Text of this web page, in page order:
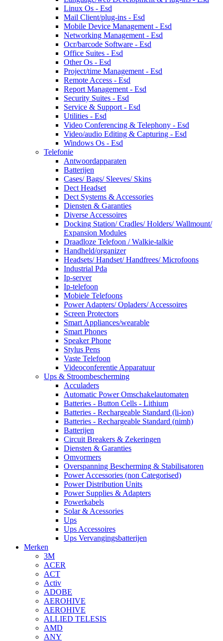
Linux Os - Esd
Mail Client/plug-ins - Esd
Mobile Device Management - Esd
Networking Management - Esd
Ocr/barcode Software - Esd
Office Suites - Esd
Other Os - Esd
Project/time Management - Esd
Remote Access - Esd
Report Management - Esd
Security Suites - Esd
Service & Support - Esd
Utilities - Esd
Video Conferencing & Telephony - Esd
Video/audio Editing & Capturing - Esd
Windows Os - Esd
Telefonie
Antwoordapparaten
Batterijen
Cases/ Bags/ Sleeves/ Skins
Dect Headset
Dect Systems & Accessories
Diensten & Garanties
Diverse Accessoires
Docking Station/ Cradles/ Holders/ Wallmount/
Expansion Modules
Draadloze Telefoon / Walkie-talkie
Handheld/organizer
Headsets/ Handset/ Handfrees/ Microfoons
Industrial Pda
Ip-server
Ip-telefoon
Mobiele Telefoons
Power Adapters/ Opladers/ Accessoires
Screen Protectors
Smart Appliances/wearable
Smart Phones
Speaker Phone
Stylus Pens
Vaste Telefoon
Videoconferentie Apparatuur
Ups & Stroombescherming
Acculaders
Automatic Power Omschakelautomaten
Batteries - Button Cells - Lithium
Batteries - Rechargeable Standard (li-ion)
Batteries - Rechargeable Standard (nimh)
Batterijen
Circuit Breakers & Zekeringen
Diensten & Garanties
Omvormers
Overspanning Bescherming & Stabilisatoren
Power Accessories (non Categorised)
Power Distribution Units
Power Supplies & Adapters
Powerkabels
Solar & Acessories
Ups
Ups Accessoires
Ups Vervangingsbatterijen
Merken
3M
ACER
ACT
Activ
ADOBE
AEROHIVE
AEROHIVE
ALLIED TELESIS
AMD
ANY